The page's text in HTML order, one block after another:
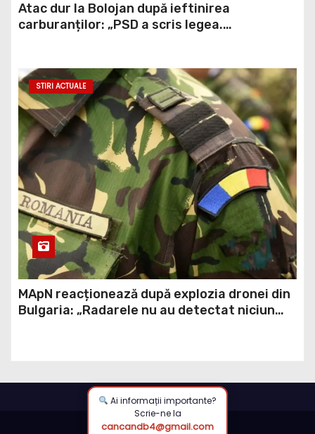
Atac dur la Bolojan după ieftinirea
carburanților: „PSD a scris legea.
STIRI ACTUALE
MApN reacționează după explozia dronei din
Bulgaria: „Radarele nu au detectat niciun
Ai informații importante?
Scrie-ne la
cancandb4@gmail.com